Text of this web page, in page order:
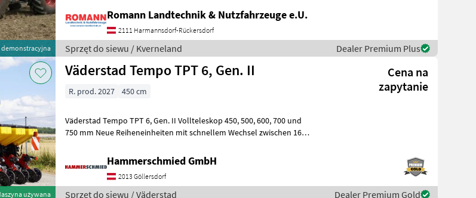
demonstracyjna
Romann Landtechnik & Nutzfahrzeuge e.U.
2111 Harmannsdorf-Rückersdorf
Sprzęt do siewu / Kverneland Dealer Premium Plus
używana
Väderstad Tempo TPT 6, Gen. II
Cena na
zapytanie
R. prod. 2027 450 cm
Väderstad Tempo TPT 6, Gen. II Vollteleskop 450, 500, 600, 700 und
750 mm Neue Reiheneinheiten mit schnellem Wechsel zwischen 16
Hammerschmied GmbH
2013 Göllersdorf
Sprzęt do siewu / Väderstad Dealer Premium Gold